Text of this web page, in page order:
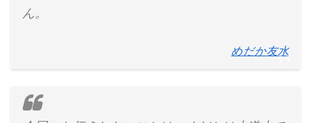
ん。
めだか友水